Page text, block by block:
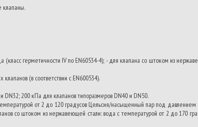
клапаны.
герметичности IV по EN60534-4); - для клапана со штоком из
(в соответствии с EN600534).
200 кПа для клапанов типоразмеров DN40 и DN50.
от 2 до 120 градусов Цельсия/насыщенный пар под
со штоком из нержавеющей стали: вода с температурой от 2 до 170